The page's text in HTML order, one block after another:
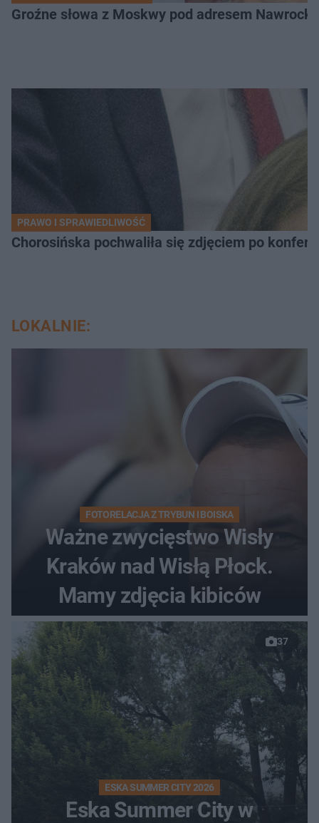
Groźne słowa z Moskwy pod adresem
PRAWO I SPRAWIEDLIWOŚĆ
Chorosińska pochwaliła się zdjęciem po
LOKALNIE:
FOTORELACJA Z TRYBUN I BOISKA
Ważne zwycięstwo Wisły
Kraków nad Wisłą Płock.
Mamy zdjęcia kibiców
37
ESKA SUMMER CITY 2026
Eska Summer City w